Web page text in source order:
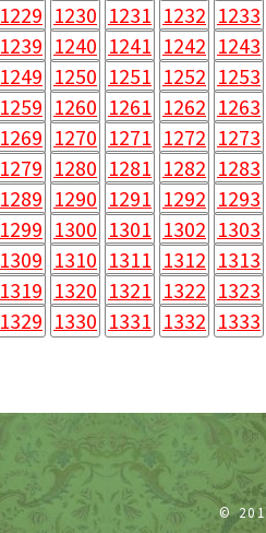
1229 1230 1231 1232 1233
1239 1240 1241 1242 1243
1249 1250 1251 1252 1253
1259 1260 1261 1262 1263
1269 1270 1271 1272 1273
1279 1280 1281 1282 1283
1289 1290 1291 1292 1293
1299 1300 1301 1302 1303
1309 1310 1311 1312 1313
1319 1320 1321 1322 1323
1329 1330 1331 1332 1333
©